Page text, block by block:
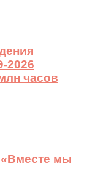
2026
часов
мы